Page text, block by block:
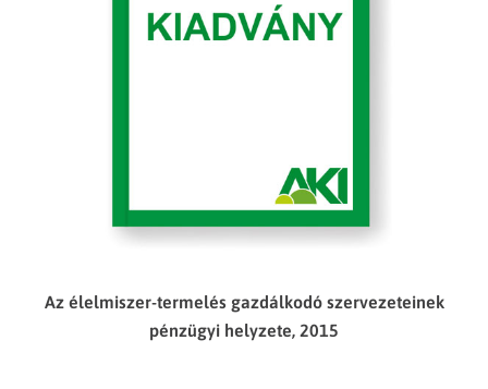
Az élelmiszer-termelés gazdálkodó szervezeteinek
pénzügyi helyzete, 2015